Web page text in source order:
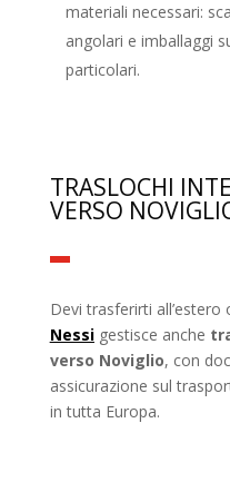
materiali necessari:
angolari e imballaggi
particolari.
TRASLOCHI
VERSO
Devi trasferirti all’estero
Nessigestisce anche
verso Noviglio, con
assicurazione sul
in tutta Europa.